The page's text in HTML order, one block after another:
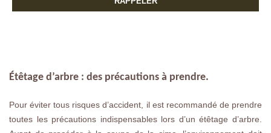
Étêtage d’arbre : des précautions à prendre.
Pour éviter tous risques d’accident, il est recommandé de prendre
toutes les précautions indispensables lors d’un étêtage d’arbre.